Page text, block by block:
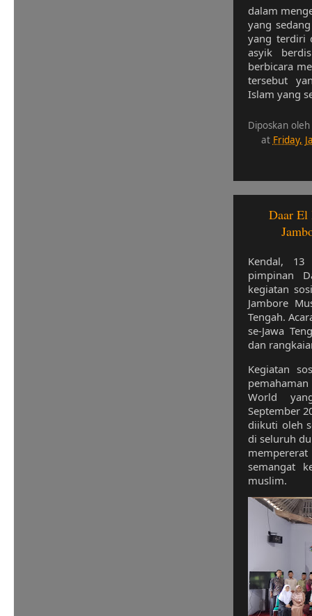
dalam
yang
yang terdiri
asyik
berbicara
tersebut
Islam yang
Diposkan
at Friday,
Daar El
Kendal, 13
pimpinan
kegiatan
Jambore
Tengah.
se-Jawa
dan
Kegiatan
World
September
diikuti oleh
di seluruh
semangat
muslim.